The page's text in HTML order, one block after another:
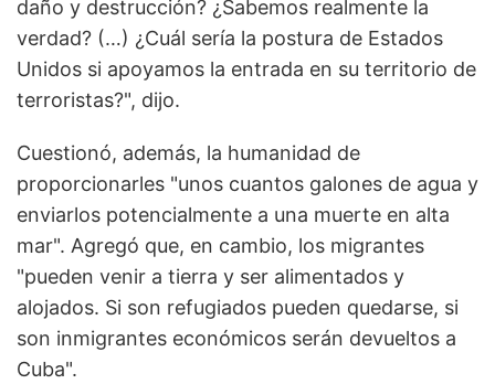
daño y destrucción? ¿Sabemos realmente la
verdad? (…) ¿Cuál sería la postura de Estados
Unidos si apoyamos la entrada en su territorio de
terroristas?", dijo.
Cuestionó, además, la humanidad de
proporcionarles "unos cuantos galones de agua y
enviarlos potencialmente a una muerte en alta
mar". Agregó que, en cambio, los migrantes
"pueden venir a tierra y ser alimentados y
alojados. Si son refugiados pueden quedarse, si
son inmigrantes económicos serán devueltos a
Cuba".